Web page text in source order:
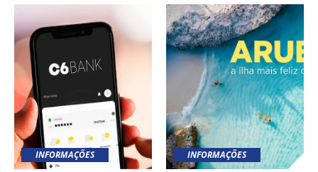
INFORMAÇÕES INFORMAÇÕES